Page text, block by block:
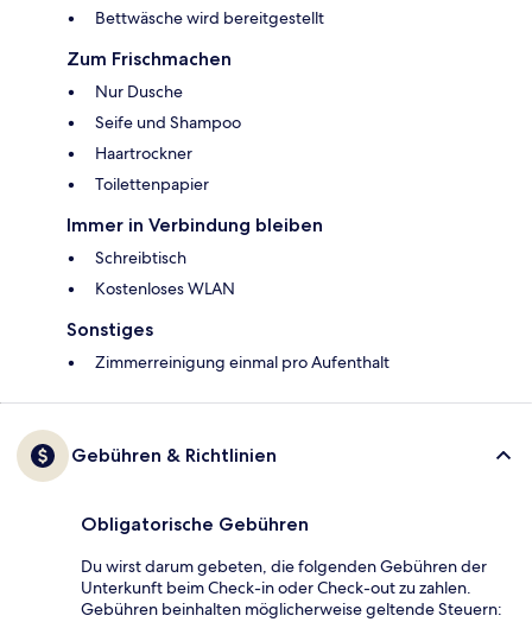
Bettwäsche wird bereitgestellt
Zum Frischmachen
Nur Dusche
Seife und Shampoo
Haartrockner
Toilettenpapier
Immer in Verbindung bleiben
Schreibtisch
Kostenloses WLAN
Sonstiges
Zimmerreinigung einmal pro Aufenthalt
Gebühren & Richtlinien
Obligatorische Gebühren
Du wirst darum gebeten, die folgenden Gebühren der
Unterkunft beim Check-in oder Check-out zu zahlen.
Gebühren beinhalten möglicherweise geltende Steuern: